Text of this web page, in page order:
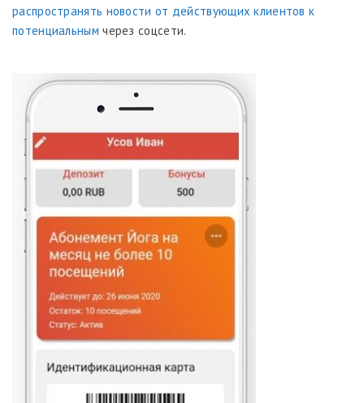
распространять новости от действующих клиентов к
потенциальным через соцсети.